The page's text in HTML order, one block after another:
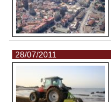
28/07/2011